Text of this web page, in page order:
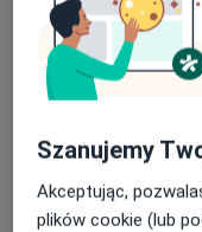
Adresy (4)
Adres 1 Adres 2
GLAMOUR
Wspólna 2c
Szanujemy
Akceptując,
plików cookie (lub